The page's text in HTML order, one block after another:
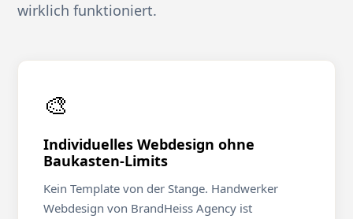
wirklich funktioniert.
🎨
Individuelles Webdesign ohne
Baukasten-Limits
Kein Template von der Stange. Handwerker
Webdesign von BrandHeiss Agency ist